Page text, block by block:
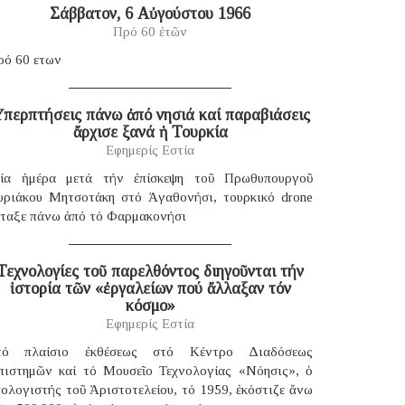
Σάββατον, 6 Αὐγούστου 1966
Πρό 60 ἐτῶν
60 ετων
πάνω ἀπό νησιά καί παραβιάσεις
ἄρχισε ξανά ἡ Τουρκία
Εφημερίς Εστία
ἡμέρα μετά τήν ἐπίσκεψη τοῦ Πρωθυπουργοῦ
Μητσοτάκη στό Ἀγαθονήσι, τουρκικό drone
πάνω ἀπό τό Φαρμακονήσι
τοῦ παρελθόντος διηγοῦνται τήν
ἱστορία τῶν «ἐργαλείων πού ἄλλαξαν τόν
κόσμο»
Εφημερίς Εστία
πλαίσιο ἐκθέσεως στό Κέντρο Διαδόσεως
καί τό Μουσεῖο Τεχνολογίας «Νόησις», ὁ
τοῦ Ἀριστοτελείου, τό 1959, ἐκόστιζε ἄνω